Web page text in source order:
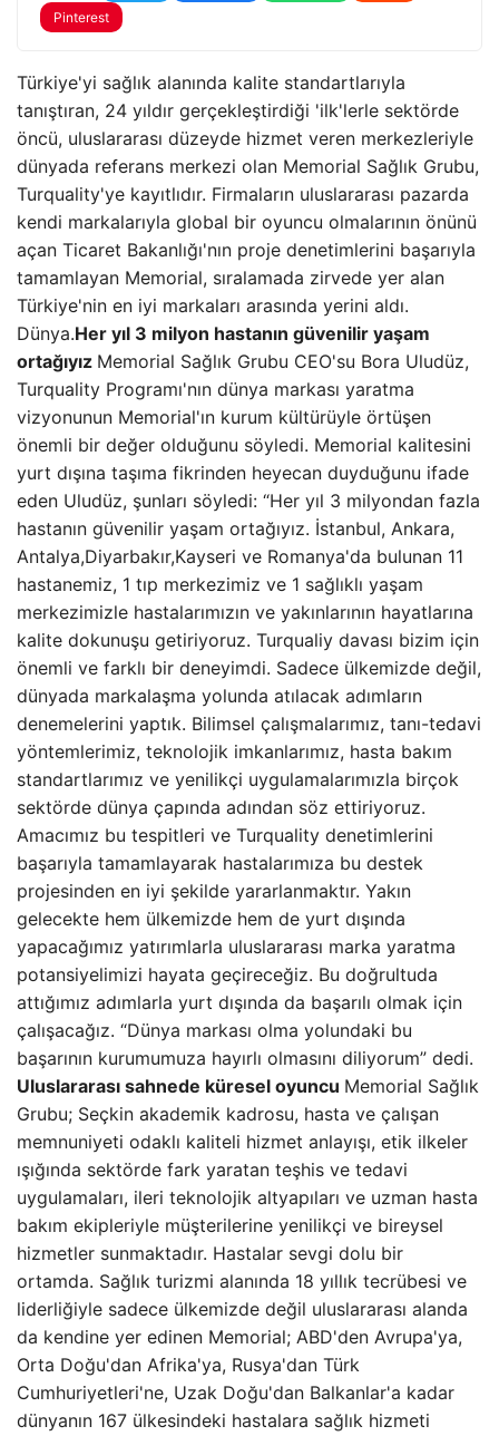
Pinterest
Türkiye'yi sağlık alanında kalite standartlarıyla
tanıştıran, 24 yıldır gerçekleştirdiği 'ilk'lerle sektörde
öncü, uluslararası düzeyde hizmet veren merkezleriyle
dünyada referans merkezi olan Memorial Sağlık Grubu,
Turquality'ye kayıtlıdır. Firmaların uluslararası pazarda
kendi markalarıyla global bir oyuncu olmalarının önünü
açan Ticaret Bakanlığı'nın proje denetimlerini başarıyla
tamamlayan Memorial, sıralamada zirvede yer alan
Türkiye'nin en iyi markaları arasında yerini aldı.
Dünya.Her yıl 3 milyon hastanın güvenilir yaşam
ortağıyız Memorial Sağlık Grubu CEO'su Bora Uludüz,
Turquality Programı'nın dünya markası yaratma
vizyonunun Memorial'ın kurum kültürüyle örtüşen
önemli bir değer olduğunu söyledi. Memorial kalitesini
yurt dışına taşıma fikrinden heyecan duyduğunu ifade
eden Uludüz, şunları söyledi: “Her yıl 3 milyondan fazla
hastanın güvenilir yaşam ortağıyız. İstanbul, Ankara,
Antalya,Diyarbakır,Kayseri ve Romanya'da bulunan 11
hastanemiz, 1 tıp merkezimiz ve 1 sağlıklı yaşam
merkezimizle hastalarımızın ve yakınlarının hayatlarına
kalite dokunuşu getiriyoruz. Turqualiy davası bizim için
önemli ve farklı bir deneyimdi. Sadece ülkemizde değil,
dünyada markalaşma yolunda atılacak adımların
denemelerini yaptık. Bilimsel çalışmalarımız, tanı-tedavi
yöntemlerimiz, teknolojik imkanlarımız, hasta bakım
standartlarımız ve yenilikçi uygulamalarımızla birçok
sektörde dünya çapında adından söz ettiriyoruz.
Amacımız bu tespitleri ve Turquality denetimlerini
başarıyla tamamlayarak hastalarımıza bu destek
projesinden en iyi şekilde yararlanmaktır. Yakın
gelecekte hem ülkemizde hem de yurt dışında
yapacağımız yatırımlarla uluslararası marka yaratma
potansiyelimizi hayata geçireceğiz. Bu doğrultuda
attığımız adımlarla yurt dışında da başarılı olmak için
çalışacağız. “Dünya markası olma yolundaki bu
başarının kurumumuza hayırlı olmasını diliyorum” dedi.
Uluslararası sahnede küresel oyuncu Memorial Sağlık
Grubu; Seçkin akademik kadrosu, hasta ve çalışan
memnuniyeti odaklı kaliteli hizmet anlayışı, etik ilkeler
ışığında sektörde fark yaratan teşhis ve tedavi
uygulamaları, ileri teknolojik altyapıları ve uzman hasta
bakım ekipleriyle müşterilerine yenilikçi ve bireysel
hizmetler sunmaktadır. Hastalar sevgi dolu bir
ortamda. Sağlık turizmi alanında 18 yıllık tecrübesi ve
liderliğiyle sadece ülkemizde değil uluslararası alanda
da kendine yer edinen Memorial; ABD'den Avrupa'ya,
Orta Doğu'dan Afrika'ya, Rusya'dan Türk
Cumhuriyetleri'ne, Uzak Doğu'dan Balkanlar'a kadar
dünyanın 167 ülkesindeki hastalara sağlık hizmeti